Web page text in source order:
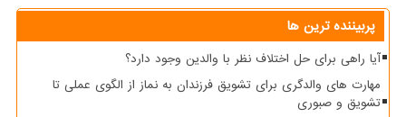
پربیننده ترین ها
آیا راهی برای حل اختلاف نظر با والدین وجود دارد؟
مهارت های والدگری برای تشویق فرزندان به نماز از الگوی عملی تا
تشویق و صبوری